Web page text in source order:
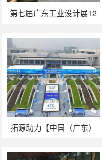
第七届广东工业设计展12
拓源助力【中国（广东）
利举行！